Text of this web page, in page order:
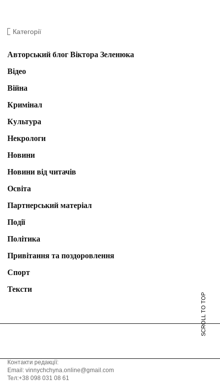
Категорії
Авторський блог Віктора Зеленюка
Відео
Війна
Кримінал
Культура
Некрологи
Новини
Новини від читачів
Освіта
Партнерський матеріал
Події
Політика
Привітання та поздоровлення
Спорт
Тексти
SCROLL TO TOP
Контакти редакції:
Email: vinnychchyna.online@gmail.com
Тел:+38 098 031 08 61